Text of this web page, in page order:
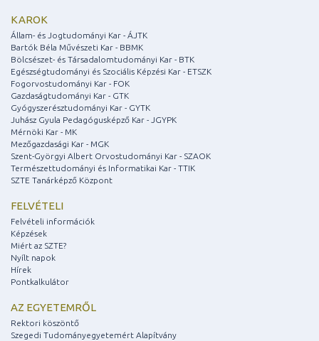
KAROK
Állam- és Jogtudományi Kar - ÁJTK
Bartók Béla Művészeti Kar - BBMK
Bölcsészet- és Társadalomtudományi Kar - BTK
Egészségtudományi és Szociális Képzési Kar - ETSZK
Fogorvostudományi Kar - FOK
Gazdaságtudományi Kar - GTK
Gyógyszerésztudományi Kar - GYTK
Juhász Gyula Pedagógusképző Kar - JGYPK
Mérnöki Kar - MK
Mezőgazdasági Kar - MGK
Szent-Györgyi Albert Orvostudományi Kar - SZAOK
Természettudományi és Informatikai Kar - TTIK
SZTE Tanárképző Központ
FELVÉTELI
Felvételi információk
Képzések
Miért az SZTE?
Nyílt napok
Hírek
Pontkalkulátor
AZ EGYETEMRŐL
Rektori köszöntő
Szegedi Tudományegyetemért Alapítvány